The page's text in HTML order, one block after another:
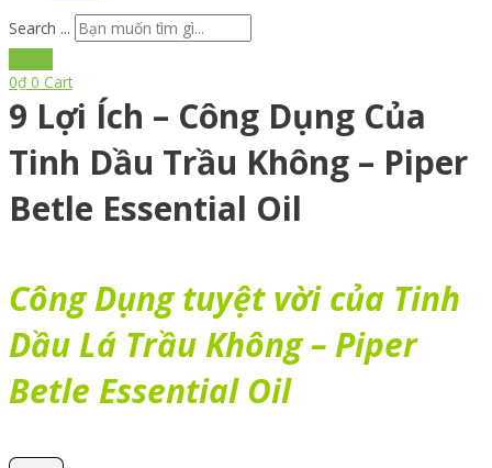
Search ...
0₫ 0 Cart
9 Lợi Ích – Công Dụng Của
Tinh Dầu Trầu Không – Piper
Betle Essential Oil
Công Dụng tuyệt vời của Tinh
Dầu Lá Trầu Không – Piper
Betle Essential Oil